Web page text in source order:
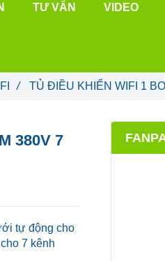
380V 7
tự động cho
7 kênh
/ TỦ ĐIỀU KHIỂN WIFI 1
TƯ VẤN VIDEO